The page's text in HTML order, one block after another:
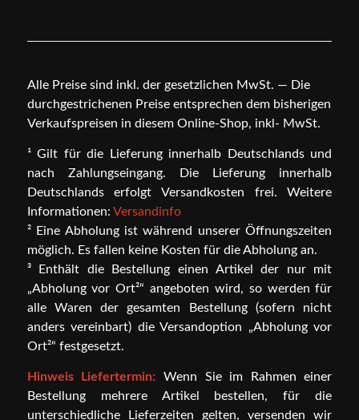
Alle Preise sind inkl. der gesetzlichen MwSt. — Die
durchgestrichenen Preise entsprechen dem bisherigen
Verkaufspreisen in diesem Online-Shop, inkl- MwSt.
¹ Gilt für die Lieferung innerhalb Deutschlands und
nach Zahlungseingang. Die Lieferung innerhalb
Deutschlands erfolgt Versandkosten frei. Weitere
Informationen: Versandinfo
² Eine Abholung ist während unserer Öffnungszeiten
möglich. Es fallen keine Kosten für die Abholung an.
³ Enthält die Bestellung einen Artikel der nur mit
„Abholung vor Ort²“ angeboten wird, so werden für
alle Waren der gesamten Bestellung (sofern nicht
anders vereinbart) die Versandoption „Abholung vor
Ort²“ festgesetzt.
Hinweis Liefertermin: Wenn Sie im Rahmen einer
Bestellung mehrere Artikel bestellen, für die
unterschiedliche Lieferzeiten gelten, versenden wir